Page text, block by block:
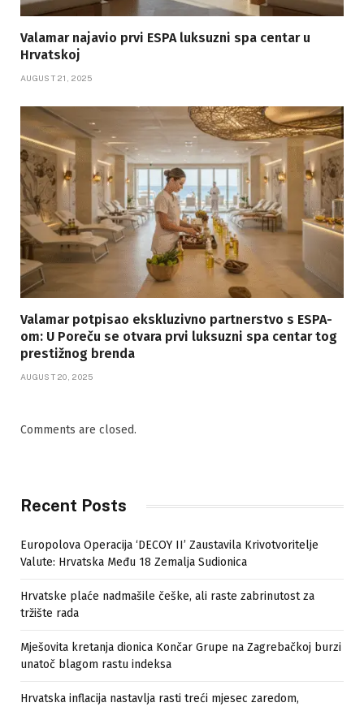
Valamar najavio prvi ESPA luksuzni spa centar u
Hrvatskoj
AUGUST 21, 2025
Valamar potpisao ekskluzivno partnerstvo s ESPA-
om: U Poreču se otvara prvi luksuzni spa centar tog
prestižnog brenda
AUGUST 20, 2025
Comments are closed.
Recent Posts
Europolova Operacija ‘DECOY II’ Zaustavila Krivotvoritelje
Valute: Hrvatska Među 18 Zemalja Sudionica
Hrvatske plaće nadmašile češke, ali raste zabrinutost za
tržište rada
Mješovita kretanja dionica Končar Grupe na Zagrebačkoj burzi
unatoč blagom rastu indeksa
Hrvatska inflacija nastavlja rasti treći mjesec zaredom,